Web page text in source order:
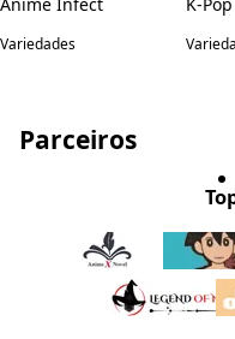
Variedades
Parceiros